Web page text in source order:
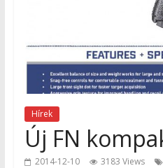
Hírek
Új FN
2014-12-10 3183 Views